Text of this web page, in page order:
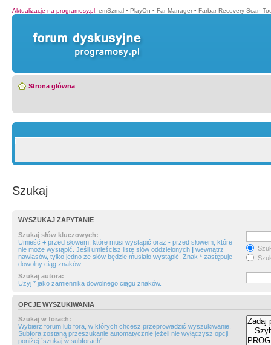
Aktualizacje na programosy.pl: emSzmal • PlayOn • Far Manager • Farbar Recovery Scan
Strona główna
Szukaj
WYSZUKAJ ZAPYTANIE
Szukaj słów kluczowych:
Umieść + przed słowem, które musi wystąpić oraz - przed słowem, które
nie może wystąpić. Jeśli umieścisz listę słów oddzielonych | wewnątrz
nawiasów, tylko jedno ze słów będzie musiało wystąpić. Znak * zastępuje
dowolny ciąg znaków.
Szukaj autora:
Użyj * jako zamiennika dowolnego ciągu znaków.
OPCJE WYSZUKIWANIA
Szukaj w forach:
Wybierz forum lub fora, w których chcesz przeprowadzić wyszukiwanie.
Subfora zostaną przeszukanie automatycznie jeżeli nie wyłączysz opcji
poniżej “szukaj w subforach“.